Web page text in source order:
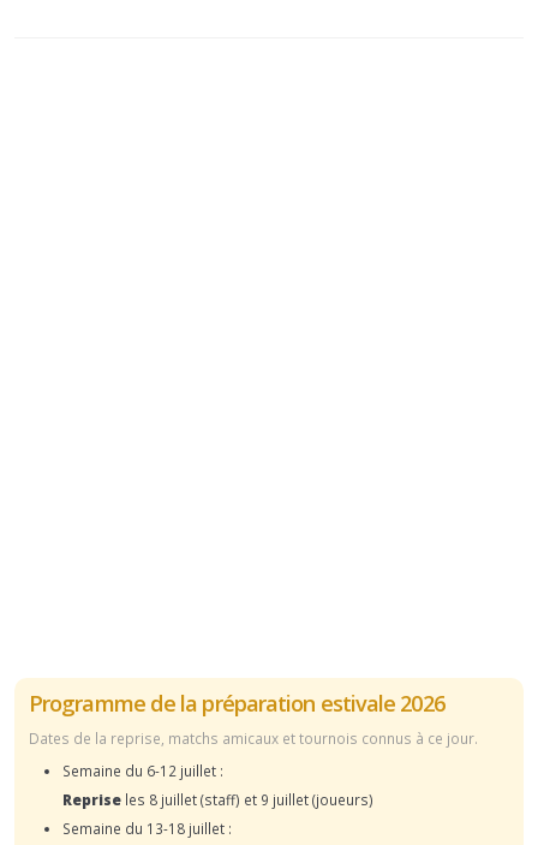
Programme de la préparation estivale 2026
Dates de la reprise, matchs amicaux et tournois connus à ce jour.
Semaine du 6-12 juillet :
Reprise les 8 juillet (staff) et 9 juillet (joueurs)
Semaine du 13-18 juillet :